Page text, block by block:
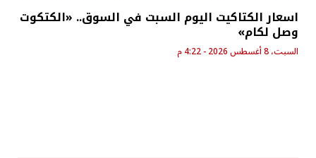
اسعار الكتاكيت اليوم السبت في السوق.. «الكتكوت
وصل لكام»
السبت، 8 أغسطس 2026 - 4:22 م